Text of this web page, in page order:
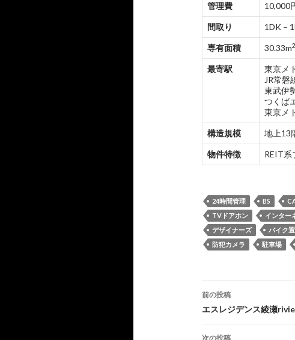
管理費 10,000
間取り 1DK –
専有面積 30.33m2
最寄駅
東京メ
JR常磐
東武伊
つくば
東京メ
構造規模 地上13
物件特徴 REIT系
24時間管理 BS
TVドアホン
インター
デザイナーズ
バイク
防犯カメラ
駐車場
投
稿
ナ
前の投稿
エスレジデンス綾瀬
次の投稿